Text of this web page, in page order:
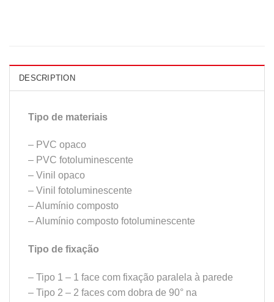
DESCRIPTION
Tipo de materiais
– PVC opaco
– PVC fotoluminescente
– Vinil opaco
– Vinil fotoluminescente
– Alumínio composto
– Alumínio composto fotoluminescente
Tipo de fixação
– Tipo 1 – 1 face com fixação paralela à parede
– Tipo 2 – 2 faces com dobra de 90° na